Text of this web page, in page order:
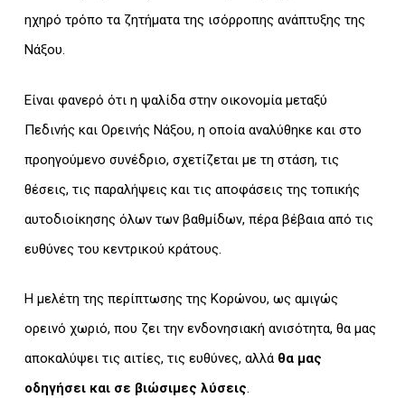
ηχηρό τρόπο τα ζητήματα της ισόρροπης ανάπτυξης της
Νάξου.
Είναι φανερό ότι η ψαλίδα στην οικονομία μεταξύ
Πεδινής και Ορεινής Νάξου, η οποία αναλύθηκε και στο
προηγούμενο συνέδριο, σχετίζεται με τη στάση, τις
θέσεις, τις παραλήψεις και τις αποφάσεις της τοπικής
αυτοδιοίκησης όλων των βαθμίδων, πέρα βέβαια από τις
ευθύνες του κεντρικού κράτους.
Η μελέτη της περίπτωσης της Κορώνου, ως αμιγώς
ορεινό χωριό, που ζει την ενδονησιακή ανισότητα, θα μας
αποκαλύψει τις αιτίες, τις ευθύνες, αλλά θα μας
οδηγήσει και σε βιώσιμες λύσεις.